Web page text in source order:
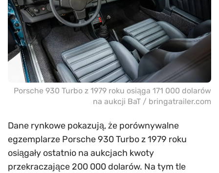
Porsche 930 Turbo z 1979 roku osiąga 171 000 dolarów
na aukcji BaT / bringatrailer.com
Dane rynkowe pokazują, że porównywalne
egzemplarze Porsche 930 Turbo z 1979 roku
osiągały ostatnio na aukcjach kwoty
przekraczające 200 000 dolarów. Na tym tle